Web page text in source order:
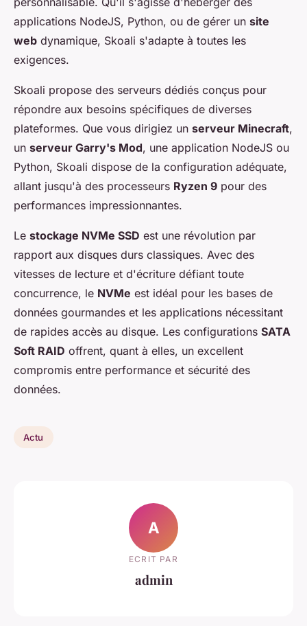
applications NodeJS, Python, ou de gérer un site
web dynamique, Skoali s'adapte à toutes les
exigences.
Skoali propose des serveurs dédiés conçus pour
répondre aux besoins spécifiques de diverses
plateformes. Que vous dirigiez un serveur Minecraft,
un serveur Garry's Mod, une application NodeJS ou
Python, Skoali dispose de la configuration adéquate,
allant jusqu'à des processeurs Ryzen 9 pour des
performances impressionnantes.
Le stockage NVMe SSD est une révolution par
rapport aux disques durs classiques. Avec des
vitesses de lecture et d'écriture défiant toute
concurrence, le NVMe est idéal pour les bases de
données gourmandes et les applications nécessitant
de rapides accès au disque. Les configurations SATA
Soft RAID offrent, quant à elles, un excellent
compromis entre performance et sécurité des
données.
Actu
A
ECRIT PAR
admin